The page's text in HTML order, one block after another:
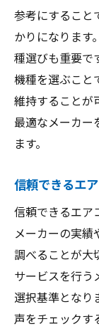
参考にすること
かりになります
種選びも重要で
機種を選ぶこと
維持することが
最適なメーカー
ます。
信頼できるエ
信頼できるエア
メーカーの実績
調べることが大
サービスを行う
選択基準となり
声をチェックす